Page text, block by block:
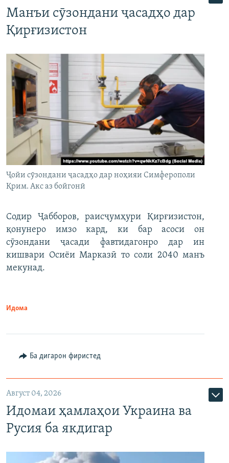
Манъи сӯзондани ҷасадҳо дар
Қирғизистон
Ҷойи сӯзондани ҷасадҳо дар ноҳияи Симферополи
Қрим. Акс аз бойгонӣ
Содир Ҷабборов, раисҷумҳури Қирғизистон,
қонунеро имзо кард, ки бар асоси он
сӯзондани ҷасади фавтидагонро дар ин
кишвари Осиёи Марказӣ то соли 2040 манъ
мекунад.
Идома
Ба дигарон фиристед
Август 04, 2026
Идомаи ҳамлаҳои Украина ва
Русия ба якдигар